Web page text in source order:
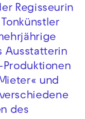
Regisseurin
Ausstatterin
und
des